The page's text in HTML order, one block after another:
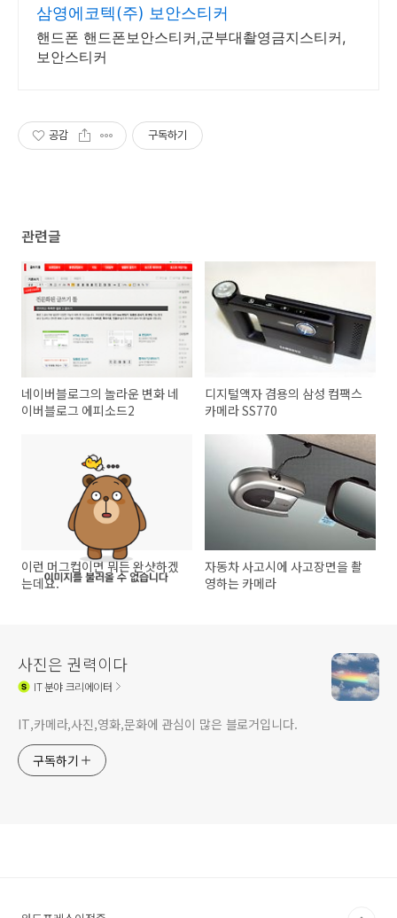
삼영에코텍(주) 보안스티커
핸드폰 핸드폰보안스티커,군부대촬영금지스티커,
보안스티커
공감 구독하기
관련글
네이버블로그의 놀라운 변화 네
이버블로그 에피소드2
디지털액자 겸용의 삼성 컴팩스
카메라 SS770
이런 머그컵이면 뭐든 완샷하겠
는데요.
자동차 사고시에 사고장면을 촬
영하는 카메라
사진은 권력이다
IT분야 크리에이터
IT,카메라,사진,영화,문화에 관심이 많은 블로거입니다.
구독하기